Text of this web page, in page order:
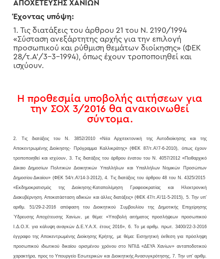
ΑΠΟΧΕΤΕΥΣΗΣ ΧΑΝΙΩΝ
Έχοντας υπόψη:
1. Τις διατάξεις του άρθρου 21 του Ν. 2190/1994
«Σύσταση ανεξάρτητης αρχής για την επιλογή
προσωπικού και ρύθμιση θεμάτων διοίκησης» (ΦΕΚ
28/τ.Α’/3-3-1994), όπως έχουν τροποποιηθεί και
ισχύουν.
Η προθεσμία υποβολής αιτήσεων για
την ΣΟΧ 3/2016 θα ανακοινωθεί
σύντομα.
2. Τις διατάξεις του Ν. 3852/2010 «Νέα Αρχιτεκτονική της Αυτοδιοίκησης και της
Αποκεντρωμένης Διοίκησης- Πρόγραμμα Καλλικράτης» (ΦΕΚ 87/τ.Α’/7-6-2010), όπως έχουν
τροποποιηθεί και ισχύουν, 3. Τις διατάξεις του άρθρου ένατου του Ν. 4057/2012 «Πειθαρχικό
Δίκαιο Δημοσίων Πολιτικών Διοικητικών Υπαλλήλων και Υπαλλήλων Νομικών Προσώπων
Δημοσίου Δικαίου» (ΦΕΚ 54/τ.Α’/14-3-2012), 4. Τις διατάξεις του άρθρου 48 του Ν. 4325/2015
«Εκδημοκρατισμός της Διοίκησης-Καταπολέμηση Γραφειοκρατίας και Ηλεκτρονική
Διακυβέρνηση. Αποκατάσταση αδικιών και άλλες διατάξεις» (ΦΕΚ 47/τ.Α’/11-5-2015), 5. Την υπ’
αριθμ. 51/29-2-2016 απόφαση του Διοικητικού Συμβουλίου της Δημοτικής Επιχείρησης
Ύδρευσης Αποχέτευσης Χανίων, με θέμα: «Υποβολή αιτήματος προσλήψεων προσωπικού
Ι.Δ.Ο.Χ. για κάλυψη αναγκών Δ.Ε.Υ.Α.Χ. έτους 2016», 6. Το με αριθμ. πρωτ. 3400/22-3-2016
έγγραφο της Αποκεντρωμένης Διοίκησης Κρήτης, με θέμα: Εισηγητική έκθεση για πρόσληψη
προσωπικού ιδιωτικού δικαίου ορισμένου χρόνου στο ΝΠΙΔ «ΔΕΥΑ Χανίων» ανταποδοτικού
χαρακτήρα, προς το Υπουργείο Εσωτερικών και Διοικητικής Ανασυγκρότησης, 7. Την υπ’ αριθμ.